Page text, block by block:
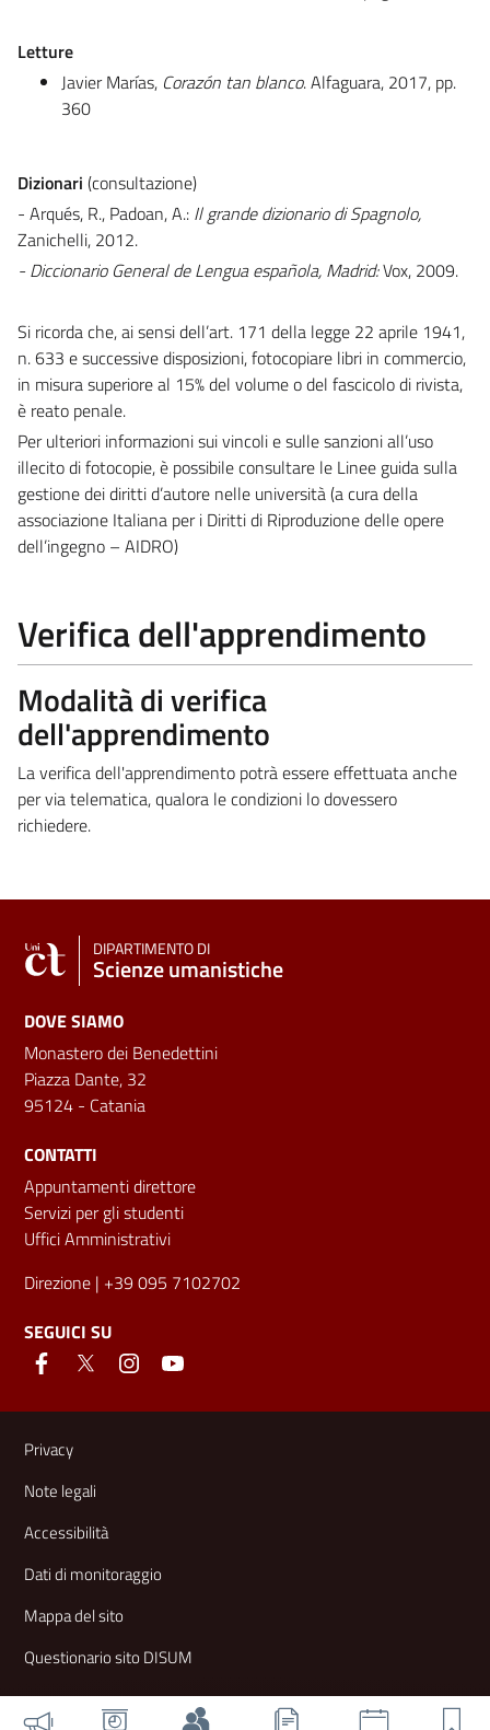
Letture
Javier Marías, Corazón tan blanco. Alfaguara, 2017, pp.
360
Dizionari (consultazione)
- Arqués, R., Padoan, A.: Il grande dizionario di Spagnolo,
Zanichelli, 2012.
- Diccionario General de Lengua española, Madrid:Vox, 2009.
Si ricorda che, ai sensi dell’art. 171 della legge 22 aprile 1941,
n. 633 e successive disposizioni, fotocopiare libri in commercio,
in misura superiore al 15% del volume o del fascicolo di rivista,
è reato penale.
Per ulteriori informazioni sui vincoli e sulle sanzioni all’uso
illecito di fotocopie, è possibile consultare le Linee guida sulla
gestione dei diritti d’autore nelle università (a cura della
associazione Italiana per i Diritti di Riproduzione delle opere
dell’ingegno – AIDRO)
Verifica dell'apprendimento
Modalità di verifica
dell'apprendimento
La verifica dell'apprendimento potrà essere effettuata anche
per via telematica, qualora le condizioni lo dovessero
richiedere.
DIPARTIMENTO DI
Scienze umanistiche
DOVE SIAMO
Monastero dei Benedettini
Piazza Dante, 32
95124 - Catania
CONTATTI
Appuntamenti direttore
Servizi per gli studenti
Uffici Amministrativi
Direzione | +39 095 7102702
SEGUICI SU
Link e informazioni utili
Privacy
Note legali
Accessibilità
Dati di monitoraggio
Mappa del sito
Questionario sito DISUM